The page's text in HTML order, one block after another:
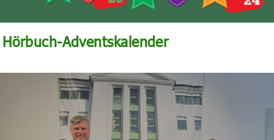
Hörbuch-Adventskalender